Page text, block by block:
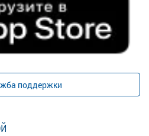
поддержки